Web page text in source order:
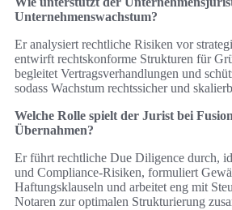
Unternehmenswachstum?
Er analysiert rechtliche Risiken vor
entwirft rechtskonforme Strukturen für
begleitet Vertragsverhandlungen und
sodass Wachstum rechtssicher und
Welche Rolle spielt der Jurist bei
Übernahmen?
Er führt rechtliche Due Diligence durch,
und Compliance‑Risiken, formuliert
Haftungsklauseln und arbeitet eng mit
Notaren zur optimalen Strukturierung